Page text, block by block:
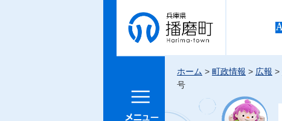
兵庫県 播
磨町
メニュー
ホーム > 町政情報 > 広報 >
号